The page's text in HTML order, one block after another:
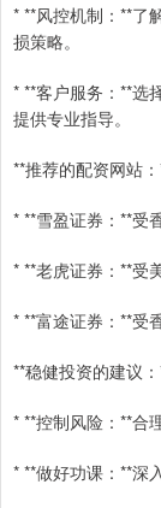
* **风控机制：**了
损策略。
* **客户服务：**选
提供专业指导。
**推荐的配资网站
* **雪盈证券：**受
* **老虎证券：**受
* **富途证券：**受
**稳健投资的建议
* **控制风险：**合
* **做好功课：**深